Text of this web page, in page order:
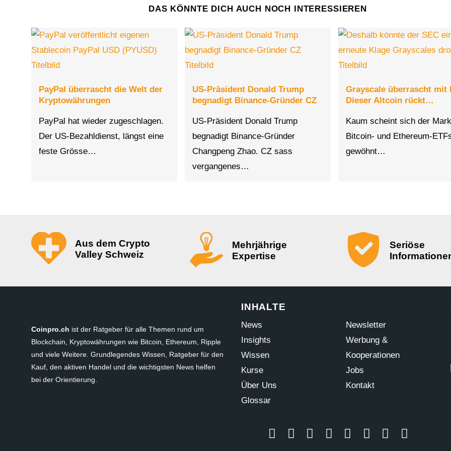
DAS KÖNNTE DICH AUCH NOCH INTERESSIEREN
PayPal überrascht die Welt der
Kryptowährungen
PayPal hat wieder zugeschlagen.
Der US-Bezahldienst, längst eine
feste Grösse…
US-Präsident Donald Trump
begnadigt Binance-Gründer CZ
US-Präsident Donald Trump
begnadigt Binance-Gründer
Changpeng Zhao. CZ sass
vergangenes…
Grayscale überrascht mit
Dieser Altcoin rückt…
Kaum scheint sich der
Bitcoin- und Ethereum-
gewöhnt…
Aus dem Crypto
Valley Schweiz
Mehrjährige
Expertise
Seriöse
Coinpro.ch ist der Ratgeber für alle Themen rund um
Blockchain, Kryptowährungen wie Bitcoin, Ethereum, Ripple
und viele Weitere. Grundlegendes Wissen, Ratgeber für den
Kauf, den aktiven Handel und die wichtigsten News helfen
bei der Orientierung.
INHALTE
News
Insights
Wissen
Kurse
Über Uns
Glossar
Newsletter
Werbung &
Kooperationen
Jobs
Kontakt